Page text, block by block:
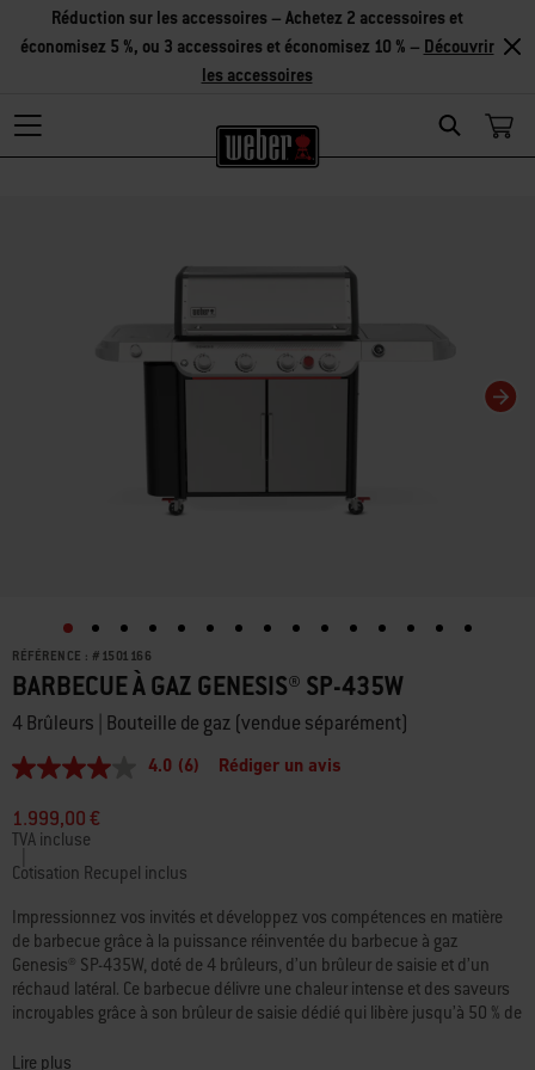
Search
Réduction sur les accessoires – Achetez 2 accessoires et
économisez 5 %, ou 3 accessoires et économisez 10 % – Découvrir
les accessoires
RÉFÉRENCE : # 1501166
BARBECUE À GAZ GENESIS® SP-435W
4 Brûleurs | Bouteille de gaz (vendue séparément)
4.0
sur
5,
valeur
de
note
moyenne.
Read
6
Reviews.
Lien
sur
même
4.0 (6) Rédiger un avis
1.999,00 €
TVA incluse
Cotisation Recupel inclus
Impressionnez vos invités et développez vos compétences en matière
de barbecue grâce à la puissance réinventée du barbecue à gaz
Genesis® SP-435W, doté de 4 brûleurs, d’un brûleur de saisie et d’un
réchaud latéral. Ce barbecue délivre une chaleur intense et des saveurs
incroyables grâce à son brûleur de saisie dédié qui libère jusqu’à 50 % de
saisie audacieuses et savoureuses sur la viande, le poisson et les
Lire plus